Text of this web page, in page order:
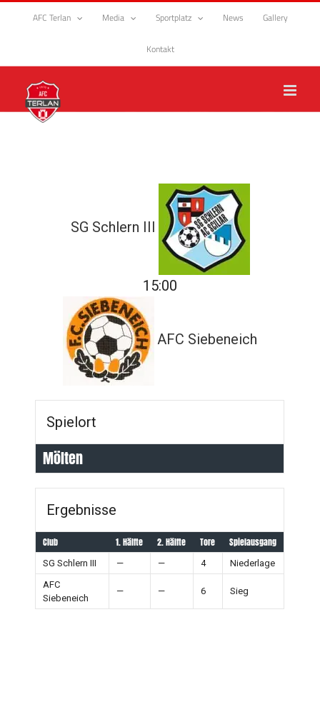
Zum
AFC Terlan Media Sportplatz News Gallery
Kontakt
SG Schlern III
15:00
AFC Siebeneich
Spielort
Mölten
Ergebnisse
Club 1. Hälfte 2. Hälfte Tore Spielausgang
SG Schlern III — — 4
Niederlage
AFC
Siebeneich
— — 6 Sieg